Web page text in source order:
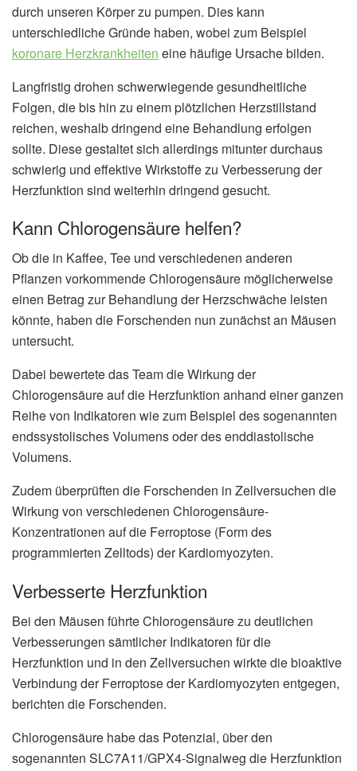
durch unseren Körper zu pumpen. Dies kann
unterschiedliche Gründe haben, wobei zum Beispiel
koronare Herzkrankheiten eine häufige Ursache bilden.
Langfristig drohen schwerwiegende gesundheitliche
Folgen, die bis hin zu einem plötzlichen Herzstillstand
reichen, weshalb dringend eine Behandlung erfolgen
sollte. Diese gestaltet sich allerdings mitunter durchaus
schwierig und effektive Wirkstoffe zu Verbesserung der
Herzfunktion sind weiterhin dringend gesucht.
Kann Chlorogensäure helfen?
Ob die in Kaffee, Tee und verschiedenen anderen
Pflanzen vorkommende Chlorogensäure möglicherweise
einen Betrag zur Behandlung der Herzschwäche leisten
könnte, haben die Forschenden nun zunächst an Mäusen
untersucht.
Dabei bewertete das Team die Wirkung der
Chlorogensäure auf die Herzfunktion anhand einer ganzen
Reihe von Indikatoren wie zum Beispiel des sogenannten
endssystolisches Volumens oder des enddiastolische
Volumens.
Zudem überprüften die Forschenden in Zellversuchen die
Wirkung von verschiedenen Chlorogensäure-
Konzentrationen auf die Ferroptose (Form des
programmierten Zelltods) der Kardiomyozyten.
Verbesserte Herzfunktion
Bei den Mäusen führte Chlorogensäure zu deutlichen
Verbesserungen sämtlicher Indikatoren für die
Herzfunktion und in den Zellversuchen wirkte die bioaktive
Verbindung der Ferroptose der Kardiomyozyten entgegen,
berichten die Forschenden.
Chlorogensäure habe das Potenzial, über den
sogenannten SLC7A11/GPX4-Signalweg die Herzfunktion